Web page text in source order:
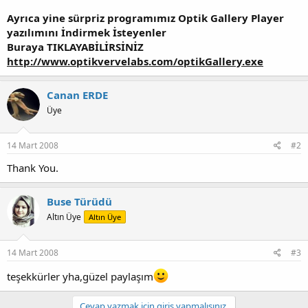
Ayrıca yine sürpriz programımız Optik Gallery Player
yazılımını İndirmek İsteyenler
Buraya TIKLAYABİLİRSİNİZ
http://www.optikvervelabs.com/optikGallery.exe
Canan ERDE
Üye
14 Mart 2008 #2
Thank You.
Buse Türüdü
Altın Üye Altın Üye
14 Mart 2008 #3
teşekkürler yha,güzel paylaşım